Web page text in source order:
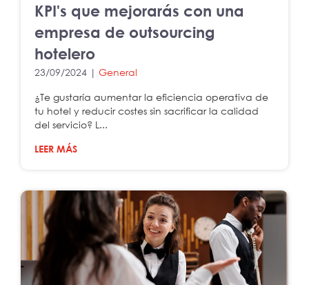
KPI's que mejorarás con una
empresa de outsourcing
hotelero
23/09/2024 | General
¿Te gustaría aumentar la eficiencia operativa de
tu hotel y reducir costes sin sacrificar la calidad
del servicio? L...
LEER MÁS